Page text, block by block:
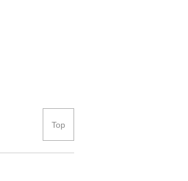
Top